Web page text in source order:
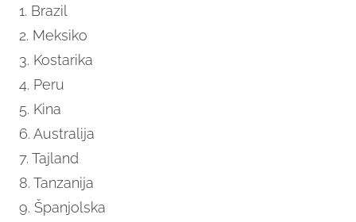
1. Brazil
2. Meksiko
3. Kostarika
4. Peru
5. Kina
6. Australija
7. Tajland
8. Tanzanija
9. Španjolska